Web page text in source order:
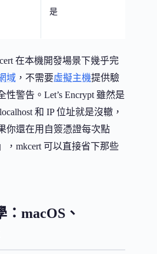
是
在本機開發場景下幾乎完
域 ，不需要虛擬主機提供驗
警告。Let’s Encrypt 雖然是
和 IP 位址就是沒轍，
你還在用自簽憑證每次點
，mkcert 可以直接省下那些
macOS、